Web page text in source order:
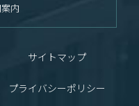
内
サイトマップ
プライバシーポリシー